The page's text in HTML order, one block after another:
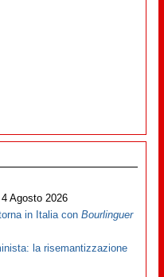
4 Agosto 2026
in Italia conBourlinguer
la risemantizzazione